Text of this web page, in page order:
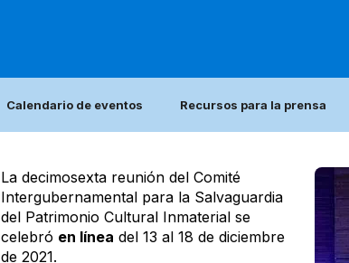
Calendario de eventos Recursos para la prensa
La decimosexta reunión del Comité
Intergubernamental para la Salvaguardia
del Patrimonio Cultural Inmaterial se
celebró en línea del 13 al 18 de diciembre
de 2021.